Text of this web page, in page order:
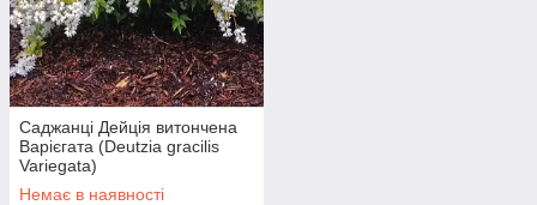
Саджанці Дейція витончена
Варієгата (Deutzia gracilis
Variegata)
Немає в наявності